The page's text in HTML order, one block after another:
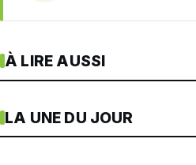
À LIRE AUSSI
LA UNE DU JOUR